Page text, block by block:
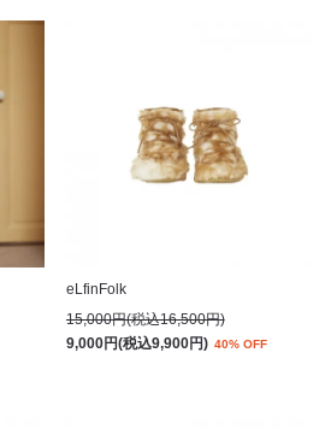
eLfinFolk
15,000円(税込16,500円)
9,000円(税込9,900円) 40% OFF